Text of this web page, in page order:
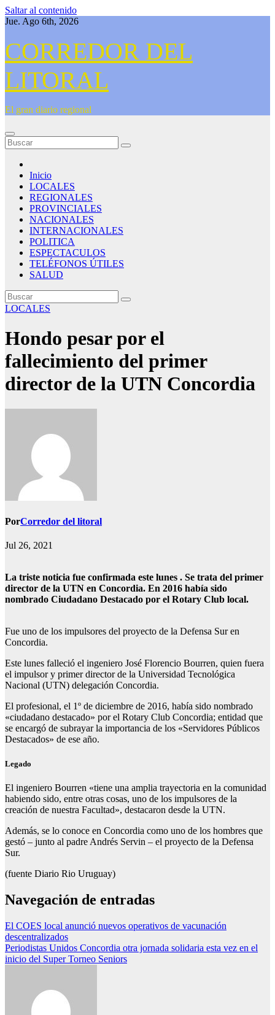
Saltar al contenido
Jue. Ago 6th, 2026
CORREDOR DEL
LITORAL
El gran diario regional
Inicio
LOCALES
REGIONALES
PROVINCIALES
NACIONALES
INTERNACIONALES
POLITICA
ESPECTACULOS
TELÉFONOS ÚTILES
SALUD
LOCALES
Hondo pesar por el
fallecimiento del primer
director de la UTN Concordia
PorCorredor del litoral
Jul 26, 2021
La triste noticia fue confirmada este lunes . Se trata del primer
director de la UTN en Concordia. En 2016 había sido
nombrado Ciudadano Destacado por el Rotary Club local.
Fue uno de los impulsores del proyecto de la Defensa Sur en
Concordia.
Este lunes falleció el ingeniero José Florencio Bourren, quien fuera
el impulsor y primer director de la Universidad Tecnológica
Nacional (UTN) delegación Concordia.
El profesional, el 1º de diciembre de 2016, había sido nombrado
«ciudadano destacado» por el Rotary Club Concordia; entidad que
se encargó de subrayar la importancia de los «Servidores Públicos
Destacados» de ese año.
Legado
El ingeniero Bourren «tiene una amplia trayectoria en la comunidad
habiendo sido, entre otras cosas, uno de los impulsores de la
creación de nuestra Facultad», destacaron desde la UTN.
Además, se lo conoce en Concordia como uno de los hombres que
gestó – junto al padre Andrés Servin – el proyecto de la Defensa
Sur.
(fuente Diario Rio Uruguay)
Navegación de entradas
El COES local anunció nuevos operativos de vacunación
descentralizados
Periodistas Unidos Concordia otra jornada solidaria esta vez en el
inicio del Super Torneo Seniors